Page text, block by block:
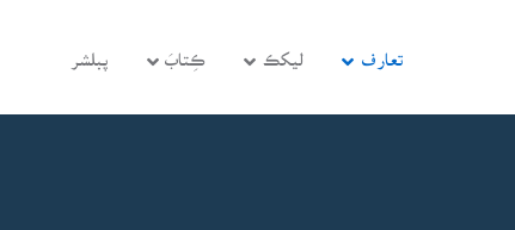
تعارف ليکڪ ڪِتابَ پبلشر